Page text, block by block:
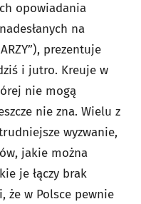
opowiadania
na
prezentuje
i jutro. Kreuje w
nie mogą
nie zna. Wielu z
wyzwanie,
jakie można
je łączy brak
że w Polsce pewnie